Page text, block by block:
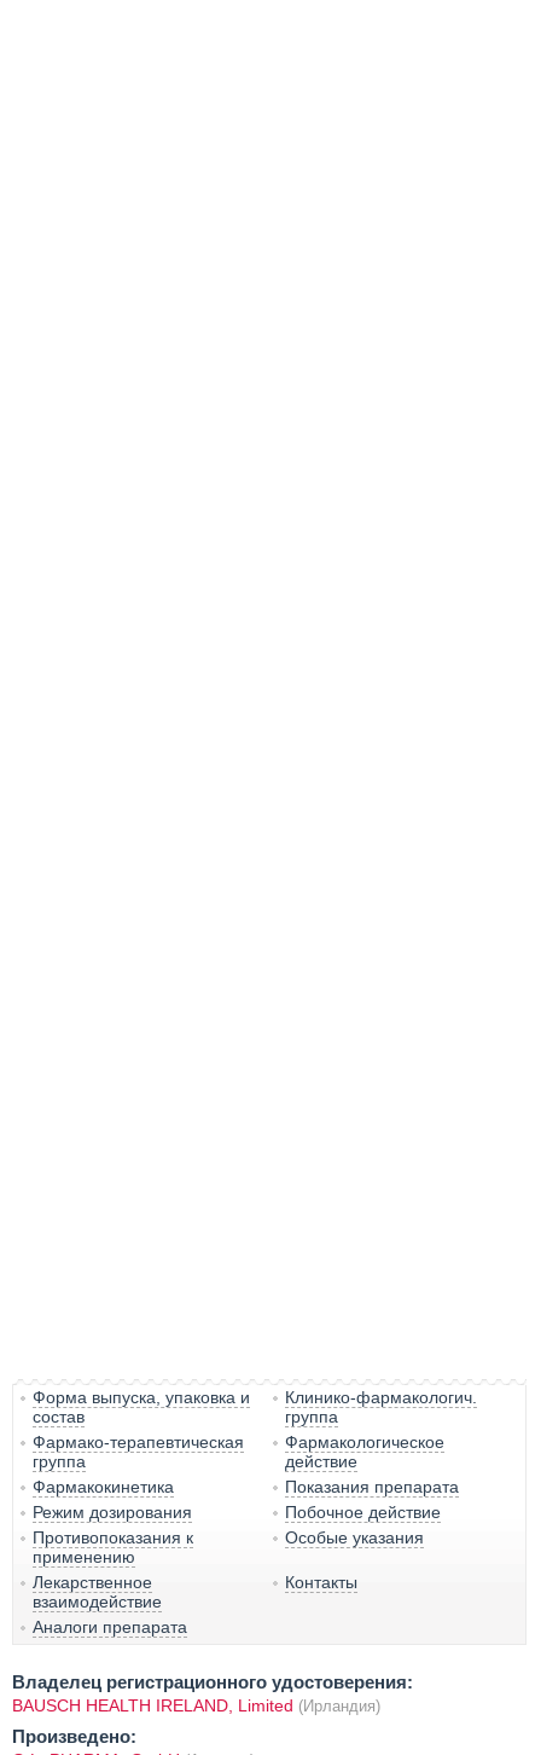
Форма выпуска, упаковка и
состав
Клинико-фармакологич.
группа
Фармако-терапевтическая
группа
Фармакологическое
действие
Фармакокинетика
Показания препарата
Режим дозирования
Побочное действие
Противопоказания к
применению
Особые указания
Лекарственное
взаимодействие
Контакты
Аналоги препарата
Владелец регистрационного удостоверения:
BAUSCH HEALTH IRELAND, Limited (Ирландия)
Произведено: